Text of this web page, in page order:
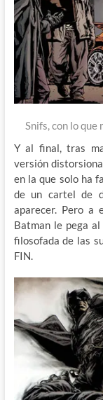
Snifs, con lo
Y al final, tras
versión
en la que solo ha
de un cartel de
aparecer. Pero
Batman le pega
filosofada de las
FIN.